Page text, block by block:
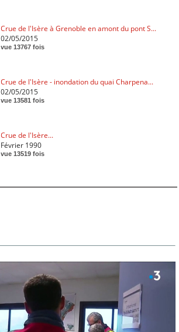
Crue de l'Isère à Grenoble en amont du pont S...
02/05/2015
vue 13767 fois
Crue de l'Isère - inondation du quai Charpena...
02/05/2015
vue 13581 fois
Crue de l'Isère...
Février 1990
vue 13519 fois